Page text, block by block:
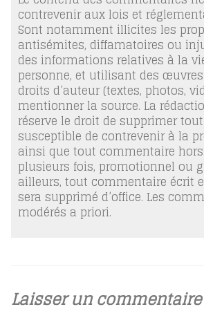
contrevenir aux lois et
Sont notamment illicites les
antisémites, diffamatoires ou
des informations relatives à la
personne, et utilisant des
droits d’auteur (textes, photos,
mentionner la source. La
réserve le droit de supprimer
susceptible de contrevenir à la
ainsi que tout commentaire
plusieurs fois, promotionnel ou
ailleurs, tout commentaire écrit
sera supprimé d’office. Les
modérés a priori.
Laisser un commentaire